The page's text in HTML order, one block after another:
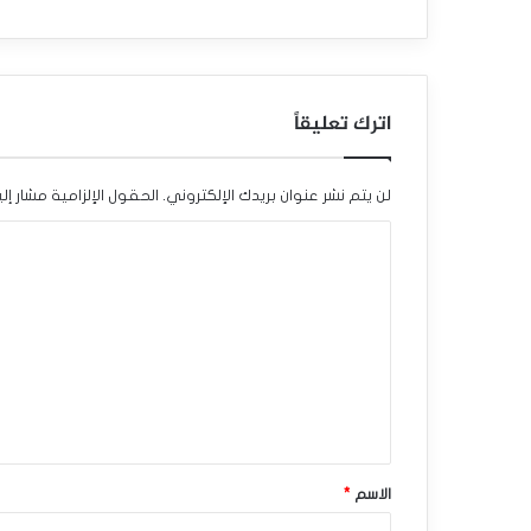
د
و
ل
ا
ر
ا
ي
اترك تعليقاً
لن يتم نشر عنوان بريدك الإلكتروني. الحقول الإلزامية مشار
*الاسم *